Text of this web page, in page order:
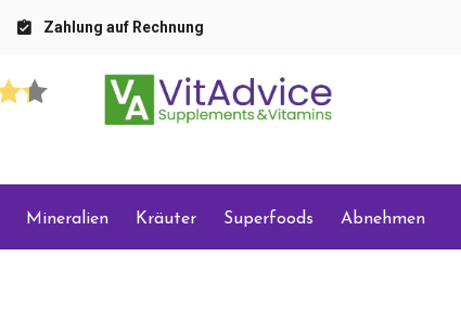
Zahlung auf Rechnung
Mineralien Kräuter Superfoods Abnehmen